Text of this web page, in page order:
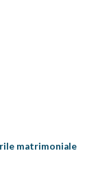
matrimoniale